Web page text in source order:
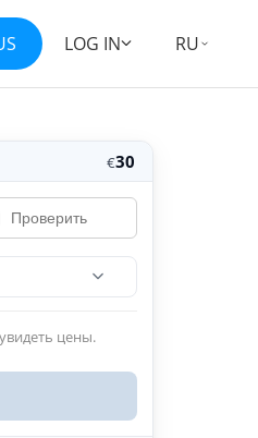
LOG IN RU
все 11 фотографий
€30
цены.